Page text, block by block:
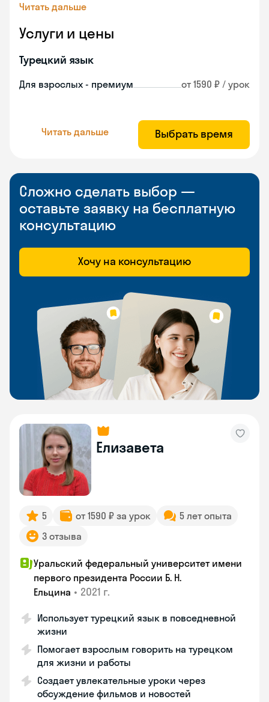
Читать дальше
Услуги и цены
Турецкий язык
Для взрослых - премиум от 1590 ₽ / урок
Читать дальше Выбрать время
Сложно сделать выбор —
оставьте заявку на бесплатную
консультацию
Хочу на консультацию
Елизавета
5 от 1590 ₽ за урок
5 лет опыта
3 отзыва
Уральский федеральный университет имени
первого президента России Б. Н.
Ельцина • 2021 г.
Использует турецкий язык в повседневной
жизни
Помогает взрослым говорить на турецком
для жизни и работы
Создает увлекательные уроки через
обсуждение фильмов и новостей